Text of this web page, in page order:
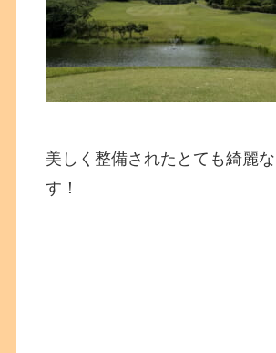
美しく整備されたとても綺麗
す！